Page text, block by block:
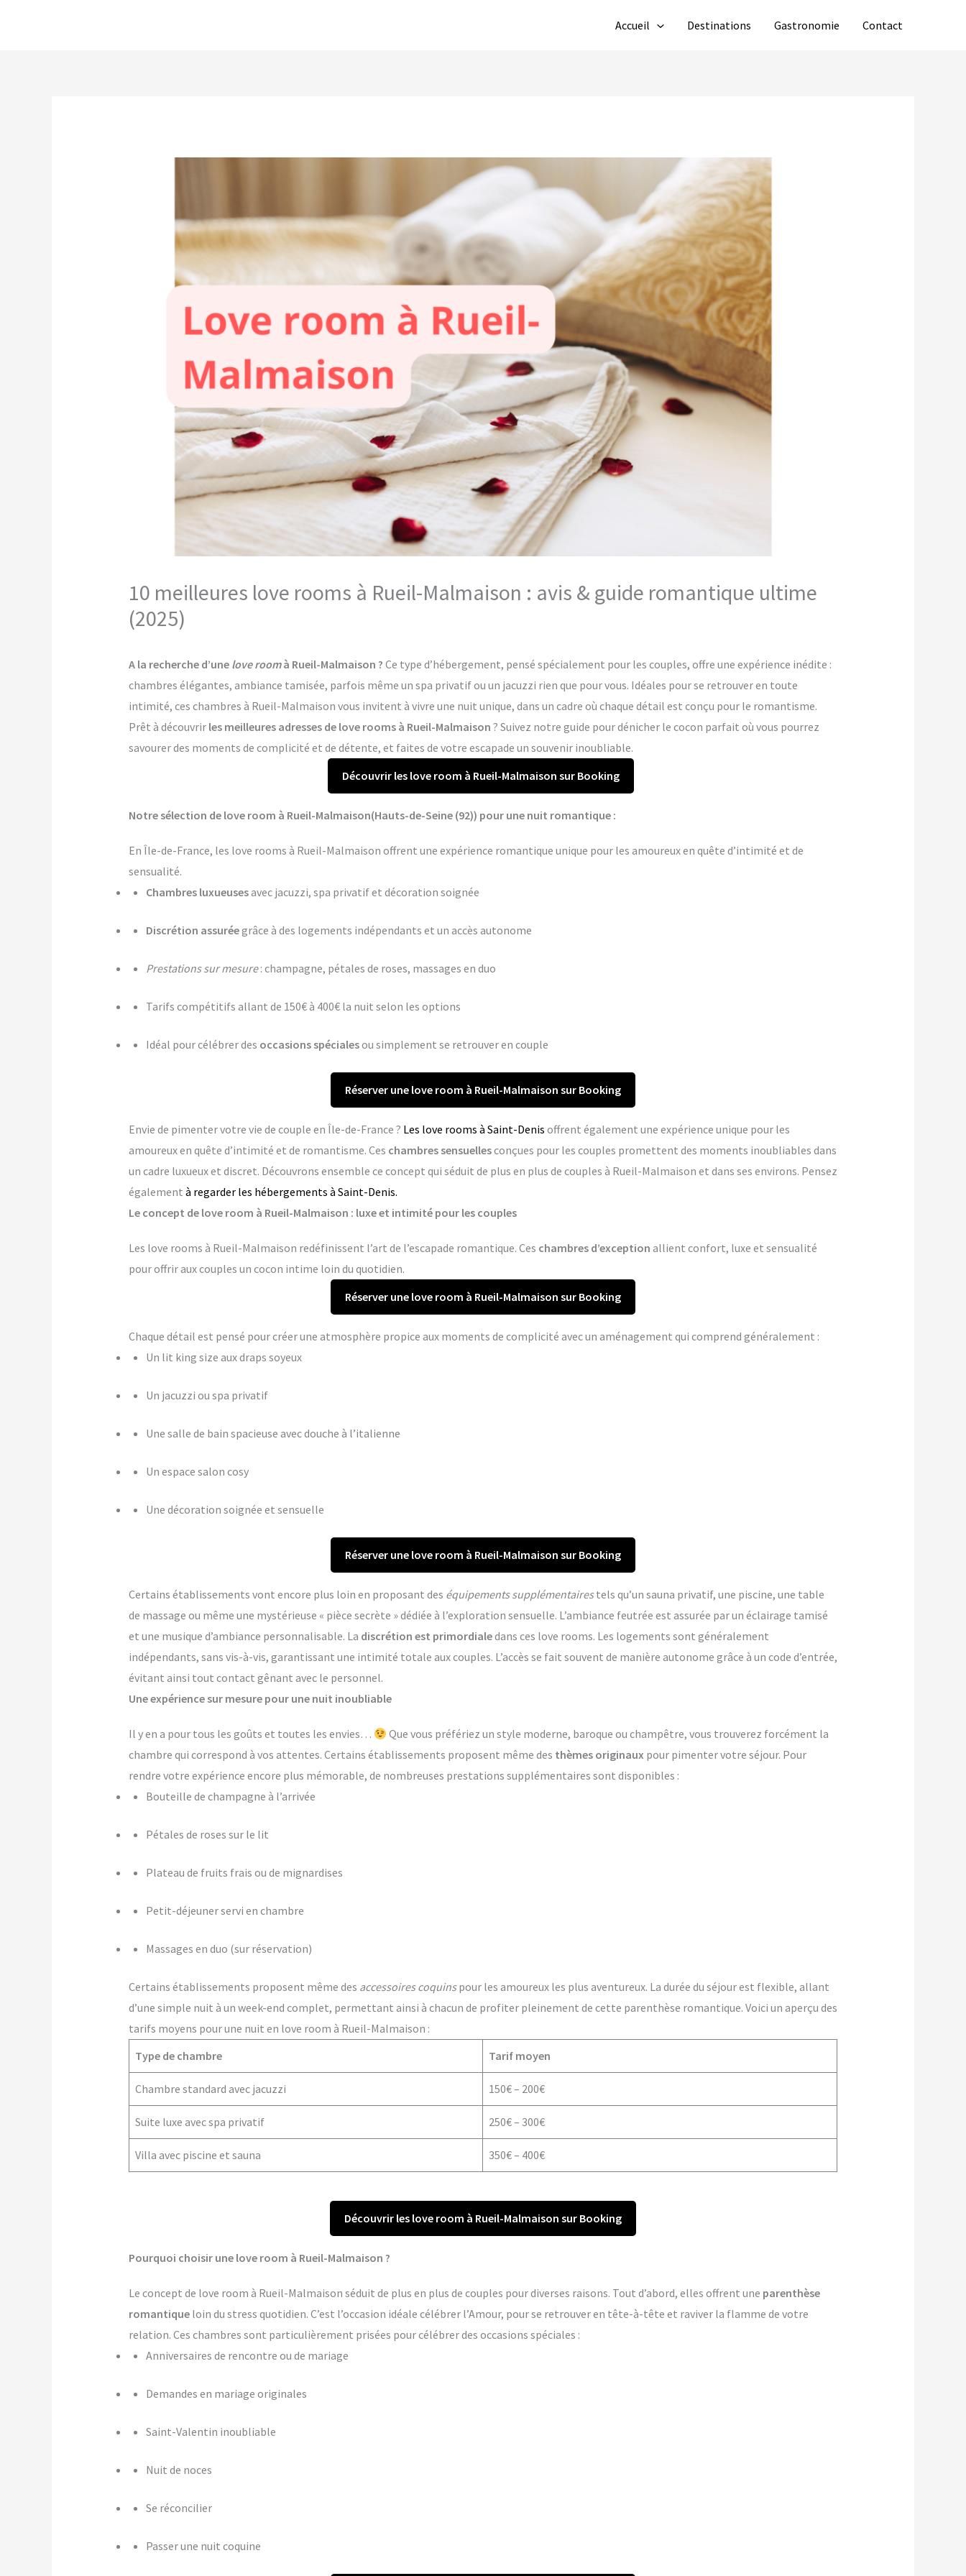
Accueil Destinations Gastronomie Contact
10 meilleures love rooms à Rueil-Malmaison : avis & guide romantique ultime
(2025)
A la recherche d’une love roomà Rueil-Malmaison ? Ce type d’hébergement, pensé spécialement pour les couples, offre une expérience inédite :
chambres élégantes, ambiance tamisée, parfois même un spa privatif ou un jacuzzi rien que pour vous. Idéales pour se retrouver en toute
intimité, ces chambres à Rueil-Malmaison vous invitent à vivre une nuit unique, dans un cadre où chaque détail est conçu pour le romantisme.
Prêt à découvrir les meilleures adresses de love rooms à Rueil-Malmaison ? Suivez notre guide pour dénicher le cocon parfait où vous pourrez
savourer des moments de complicité et de détente, et faites de votre escapade un souvenir inoubliable.
Découvrir les love room à Rueil-Malmaison sur Booking
Notre sélection de love room à Rueil-Malmaison(Hauts-de-Seine (92)) pour une nuit romantique :
En Île-de-France, les love rooms à Rueil-Malmaison offrent une expérience romantique unique pour les amoureux en quête d’intimité et de
sensualité.
Chambres luxueusesavec jacuzzi, spa privatif et décoration soignée
Discrétion assuréegrâce à des logements indépendants et un accès autonome
Prestations sur mesure: champagne, pétales de roses, massages en duo
Tarifs compétitifs allant de 150€ à 400€ la nuit selon les options
Idéal pour célébrer des occasions spécialesou simplement se retrouver en couple
Réserver une love room à Rueil-Malmaison sur Booking
Envie de pimenter votre vie de couple en Île-de-France ? Les love rooms à Saint-Denis offrent également une expérience unique pour les
amoureux en quête d’intimité et de romantisme. Ces chambres sensuellesconçues pour les couples promettent des moments inoubliables dans
un cadre luxueux et discret. Découvrons ensemble ce concept qui séduit de plus en plus de couples à Rueil-Malmaison et dans ses environs. Pensez
également à regarder les hébergements à Saint-Denis.
Le concept de love room à Rueil-Malmaison : luxe et intimité pour les couples
Les love rooms à Rueil-Malmaison redéfinissent l’art de l’escapade romantique. Ces chambres d’exception allient confort, luxe et sensualité
pour offrir aux couples un cocon intime loin du quotidien.
Réserver une love room à Rueil-Malmaison sur Booking
Chaque détail est pensé pour créer une atmosphère propice aux moments de complicité avec un aménagement qui comprend généralement :
Un lit king size aux draps soyeux
Un jacuzzi ou spa privatif
Une salle de bain spacieuse avec douche à l’italienne
Un espace salon cosy
Une décoration soignée et sensuelle
Réserver une love room à Rueil-Malmaison sur Booking
Certains établissements vont encore plus loin en proposant des équipements supplémentairestels qu’un sauna privatif, une piscine, une table
de massage ou même une mystérieuse « pièce secrète » dédiée à l’exploration sensuelle. L’ambiance feutrée est assurée par un éclairage tamisé
et une musique d’ambiance personnalisable. La discrétion est primordialedans ces love rooms. Les logements sont généralement
indépendants, sans vis-à-vis, garantissant une intimité totale aux couples. L’accès se fait souvent de manière autonome grâce à un code d’entrée,
évitant ainsi tout contact gênant avec le personnel.
Une expérience sur mesure pour une nuit inoubliable
Il y en a pour tous les goûts et toutes les envies…
Que vous préfériez un style moderne, baroque ou champêtre, vous trouverez forcément la
chambre qui correspond à vos attentes. Certains établissements proposent même des thèmes originaux pour pimenter votre séjour. Pour
rendre votre expérience encore plus mémorable, de nombreuses prestations supplémentaires sont disponibles :
Bouteille de champagne à l’arrivée
Pétales de roses sur le lit
Plateau de fruits frais ou de mignardises
Petit-déjeuner servi en chambre
Massages en duo (sur réservation)
Certains établissements proposent même des accessoires coquinspour les amoureux les plus aventureux. La durée du séjour est flexible, allant
d’une simple nuit à un week-end complet, permettant ainsi à chacun de profiter pleinement de cette parenthèse romantique. Voici un aperçu des
tarifs moyens pour une nuit en love room à Rueil-Malmaison :
Type de chambre
Tarif moyen
Chambre standard avec jacuzzi 150€ – 200€
Suite luxe avec spa privatif 250€ – 300€
Villa avec piscine et sauna 350€ – 400€
Découvrir les love room à Rueil-Malmaison sur Booking
Pourquoi choisir une love room à Rueil-Malmaison ?
Le concept de love room à Rueil-Malmaison séduit de plus en plus de couples pour diverses raisons. Tout d’abord, elles offrent une parenthèse
romantiqueloin du stress quotidien. C’est l’occasion idéale célébrer l’Amour, pour se retrouver en tête-à-tête et raviver la flamme de votre
relation. Ces chambres sont particulièrement prisées pour célébrer des occasions spéciales :
Anniversaires de rencontre ou de mariage
Demandes en mariage originales
Saint-Valentin inoubliable
Nuit de noces
Se réconcilier
Passer une nuit coquine